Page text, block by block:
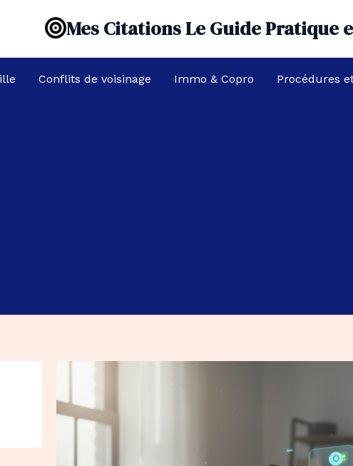
Mes Citations Le Guide Pratique
Conflits de voisinage Immo & Copro Procédures